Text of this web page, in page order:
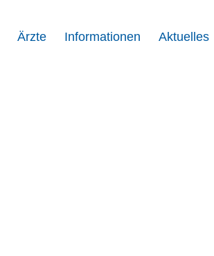
Ärzte Informationen Aktuelles